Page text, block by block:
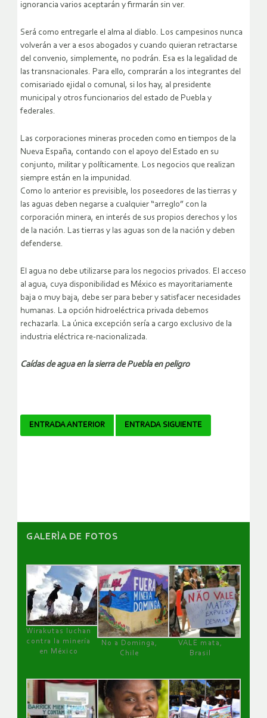
ignorancia varios aceptarán y firmarán sin ver.
Será como entregarle el alma al diablo. Los campesinos nunca
volverán a ver a esos abogados y cuando quieran retractarse
del convenio, simplemente, no podrán. Esa es la legalidad de
las transnacionales. Para ello, comprarán a los integrantes del
comisariado ejidal o comunal, si los hay, al presidente
municipal y otros funcionarios del estado de Puebla y
federales.
Las corporaciones mineras proceden como en tiempos de la
Nueva España, contando con el apoyo del Estado en su
conjunto, militar y políticamente. Los negocios que realizan
siempre están en la impunidad.
Como lo anterior es previsible, los poseedores de las tierras y
las aguas deben negarse a cualquier “arreglo” con la
corporación minera, en interés de sus propios derechos y los
de la nación. Las tierras y las aguas son de la nación y deben
defenderse.
El agua no debe utilizarse para los negocios privados. El acceso
al agua, cuya disponibilidad es México es mayoritariamente
baja o muy baja, debe ser para beber y satisfacer necesidades
humanas. La opción hidroeléctrica privada debemos
rechazarla. La única excepción sería a cargo exclusivo de la
industria eléctrica re-nacionalizada.
Caídas de agua en la sierra de Puebla en peligro
Navegador
ENTRADA ANTERIOR ENTRADA SIGUIENTE
GALERÌA DE FOTOS
Wirakutas luchan
contra la minería
en México
No a Dominga,
Chile
VALE mata,
Brasil